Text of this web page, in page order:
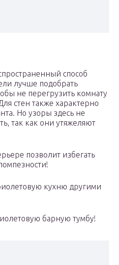
способ
лучше подобрать
не перегрузить комнату
стен также характерно
Но узоры здесь не
так как они утяжеляют
позволит избегать
кухню другими
барную тумбу!